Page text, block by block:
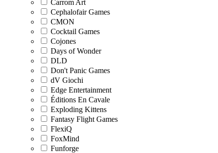
Carrom Art
Cephalofair Games
CMON
Cocktail Games
Cojones
Days of Wonder
DLD
Don't Panic Games
dV Giochi
Edge Entertainment
Éditions En Cavale
Exploding Kittens
Fantasy Flight Games
FlexiQ
FoxMind
Funforge